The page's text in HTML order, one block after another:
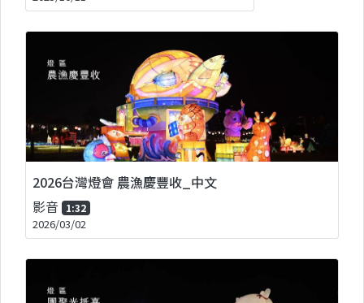
2026台灣燈會 農漁慶豐收_中文
影音 1:32
2026/03/02